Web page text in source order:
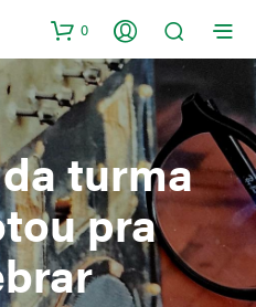
0
turma
pra